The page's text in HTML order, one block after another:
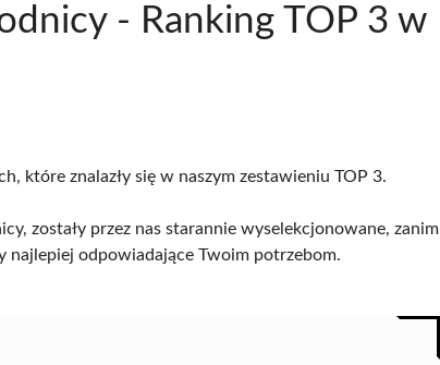
- Ranking TOP 3 w
które znalazły się w naszym zestawieniu TOP 3.
zostały przez nas starannie wyselekcjonowane, zanim
najlepiej odpowiadające Twoim potrzebom.